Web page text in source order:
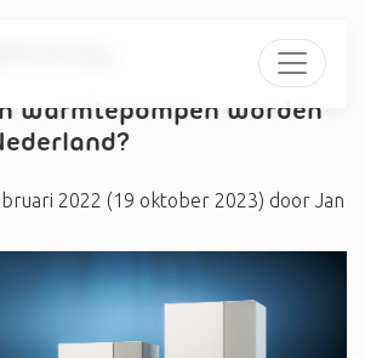
warmtepompen worden
2022 (19 oktober 2023) door Jan